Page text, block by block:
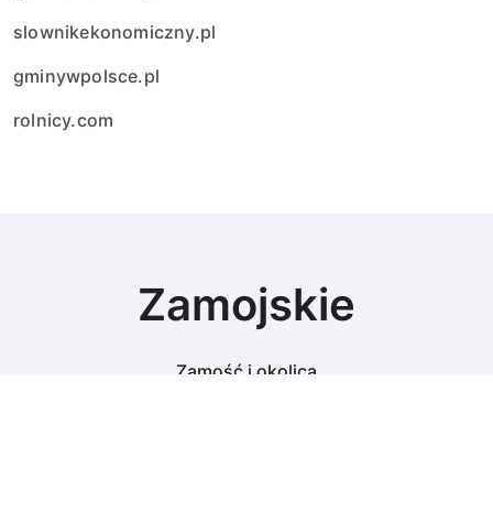
slownikekonomiczny.pl
gminywpolsce.pl
rolnicy.com
Zamojskie
Zamość i okolica